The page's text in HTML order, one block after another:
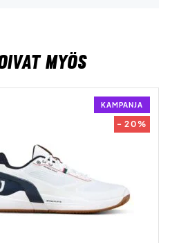
MYÖS
KAMPANJA
- 20%